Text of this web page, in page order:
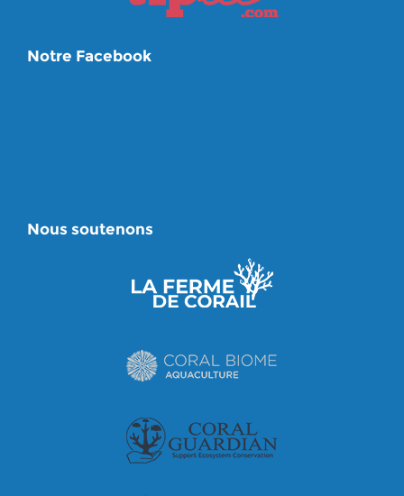
Notre Facebook
Nous soutenons